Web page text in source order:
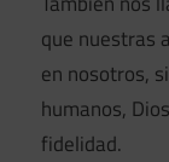
que nuestras
en nosotros,
humanos,
fidelidad.